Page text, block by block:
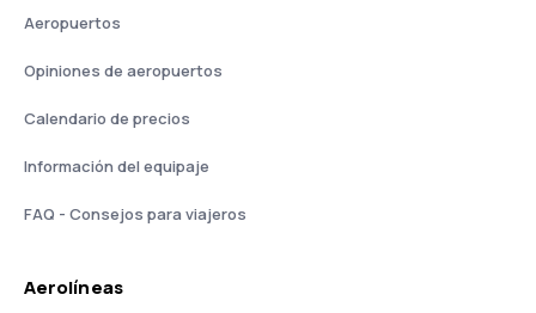
Aeropuertos
Opiniones de aeropuertos
Calendario de precios
Información del equipaje
FAQ - Consejos para viajeros
Aerolíneas